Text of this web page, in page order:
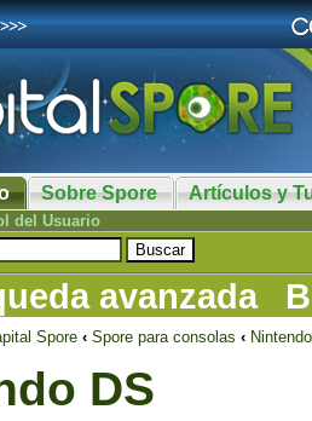
Sobre Spore Artículos y
del Usuario
avanzada
Spore ‹ Spore para consolas ‹
DS